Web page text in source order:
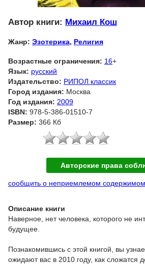
Автор книги: Михаил Кош
Жанр: Эзотерика, Религия
Возрастные ограничения: 16+
Язык: русский
Издательство: РИПОЛ классик
Город издания: Москва
Год издания: 2009
ISBN: 978-5-386-01510-7
Размер: 366 Кб
Авторские права
сообщить о неприемлемом содержимом
Описание книги
Наверное, нет человека, которого не
будущее.
Познакомившись с этой книгой, вы
ожидают вас в 2010 году, как сложатся